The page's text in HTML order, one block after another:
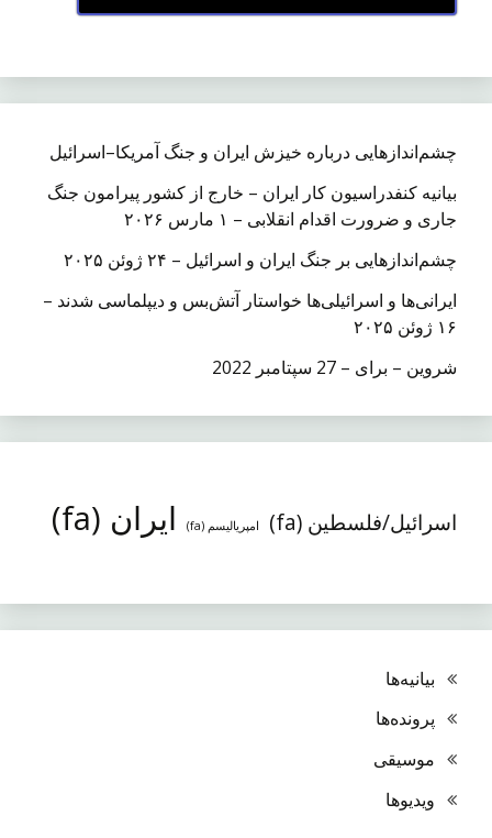
چشم‌اندازهایی درباره خیزش ایران و جنگ آمریکا–اسرائیل
بیانیه کنفدراسیون کار ایران – خارج از کشور پیرامون جنگ
جاری و ضرورت اقدام انقلابی – ۱ مارس ۲۰۲۶
چشم‌اندازهایی بر جنگ ایران و اسرائیل – ۲۴ ژوئن ۲۰۲۵
ایرانی‌ها و اسرائیلی‌ها خواستار آتش‌بس و دیپلماسی شدند –
۱۶ ژوئن ۲۰۲۵
شروین – برای – 27 سپتامبر 2022
اسرائیل/فلسطین (fa) امپریالیسم (fa) ایران (fa)
بیانیه‌ها
پرونده‌ها
موسیقی
ویدیوها